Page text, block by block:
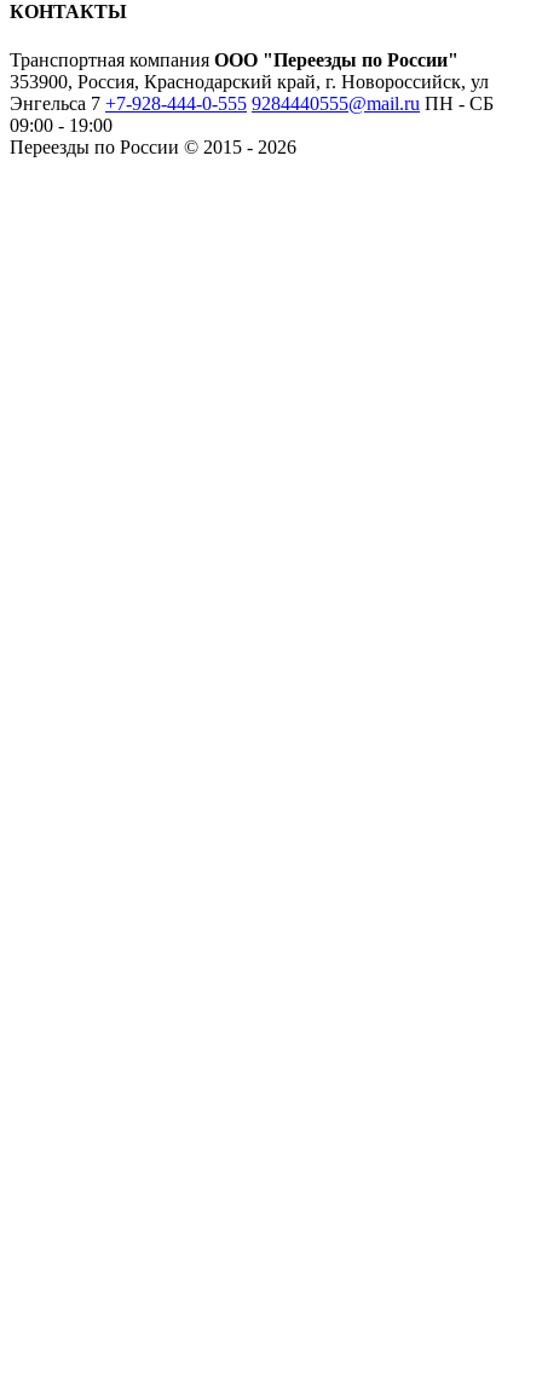
КОНТАКТЫ
Транспортная компания ООО "Переезды по России"
353900, Россия, Краснодарский край, г. Новороссийск, ул
Энгельса 7 +7-928-444-0-555 9284440555@mail.ru ПН - СБ
09:00 - 19:00
Переезды по России © 2015 - 2026